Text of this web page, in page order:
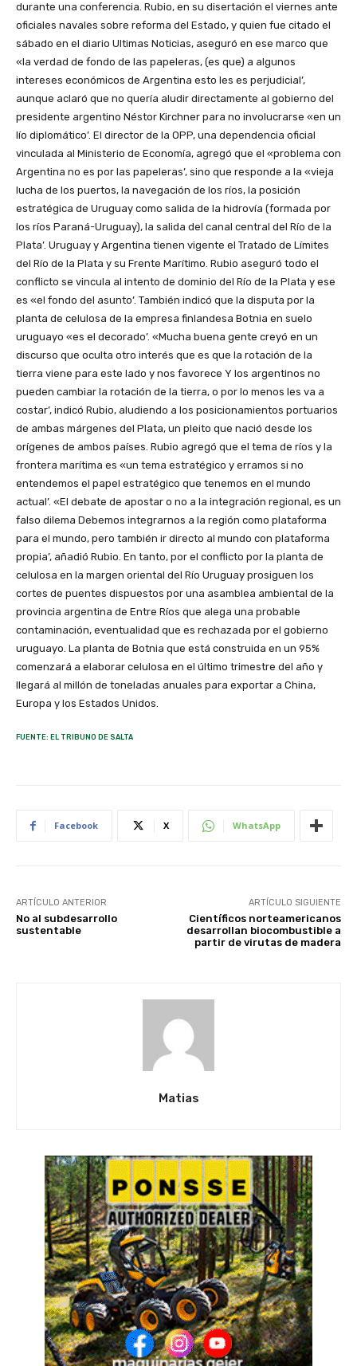
durante una conferencia. Rubio, en su disertación el viernes ante
oficiales navales sobre reforma del Estado, y quien fue citado el
sábado en el diario Ultimas Noticias, aseguró en ese marco que
«la verdad de fondo de las papeleras, (es que) a algunos
intereses económicos de Argentina esto les es perjudicial’,
aunque aclaró que no quería aludir directamente al gobierno del
presidente argentino Néstor Kirchner para no involucrarse «en un
lío diplomático’. El director de la OPP, una dependencia oficial
vinculada al Ministerio de Economía, agregó que el «problema con
Argentina no es por las papeleras’, sino que responde a la «vieja
lucha de los puertos, la navegación de los ríos, la posición
estratégica de Uruguay como salida de la hidrovía (formada por
los ríos Paraná-Uruguay), la salida del canal central del Río de la
Plata’. Uruguay y Argentina tienen vigente el Tratado de Límites
del Río de la Plata y su Frente Marítimo. Rubio aseguró todo el
conflicto se vincula al intento de dominio del Río de la Plata y ese
es «el fondo del asunto’. También indicó que la disputa por la
planta de celulosa de la empresa finlandesa Botnia en suelo
uruguayo «es el decorado’. «Mucha buena gente creyó en un
discurso que oculta otro interés que es que la rotación de la
tierra viene para este lado y nos favorece Y los argentinos no
pueden cambiar la rotación de la tierra, o por lo menos les va a
costar’, indicó Rubio, aludiendo a los posicionamientos portuarios
de ambas márgenes del Plata, un pleito que nació desde los
orígenes de ambos países. Rubio agregó que el tema de ríos y la
frontera marítima es «un tema estratégico y erramos si no
entendemos el papel estratégico que tenemos en el mundo
actual’. «El debate de apostar o no a la integración regional, es un
falso dilema Debemos integrarnos a la región como plataforma
para el mundo, pero también ir directo al mundo con plataforma
propia’, añadió Rubio. En tanto, por el conflicto por la planta de
celulosa en la margen oriental del Río Uruguay prosiguen los
cortes de puentes dispuestos por una asamblea ambiental de la
provincia argentina de Entre Ríos que alega una probable
contaminación, eventualidad que es rechazada por el gobierno
uruguayo. La planta de Botnia que está construida en un 95%
comenzará a elaborar celulosa en el último trimestre del año y
llegará al millón de toneladas anuales para exportar a China,
Europa y los Estados Unidos.
FUENTE: EL TRIBUNO DE SALTA
Facebook X WhatsApp
ARTÍCULO ANTERIOR
No al subdesarrollo
sustentable
ARTÍCULO SIGUIENTE
Científicos norteamericanos
desarrollan biocombustible a
partir de virutas de madera
Matias